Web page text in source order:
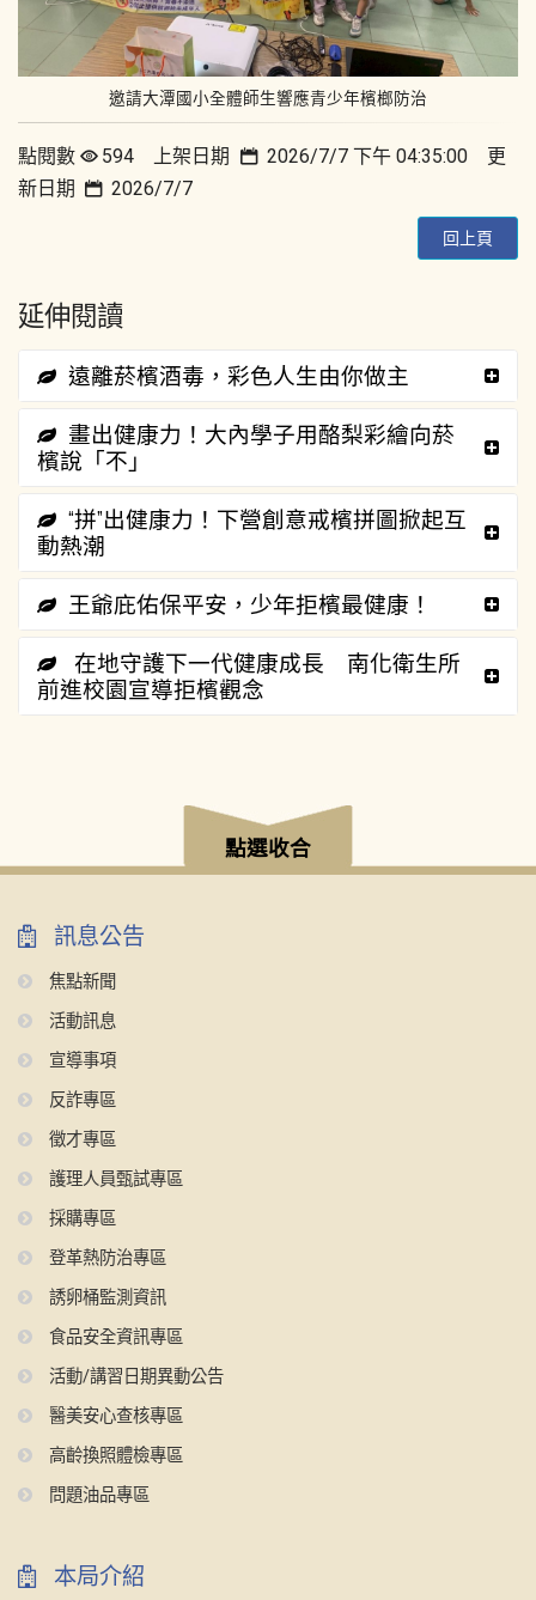
邀請大潭國小全體師生響應青少年檳榔防治
點閱數 594 上架日期
2026/7/7 下午 04:35:00 更
新日期
2026/7/7
回上頁
延伸閱讀
遠離菸檳酒毒，彩色人生由你做主
畫出健康力！大內學子用酪梨彩繪向菸
檳說「不」
“拼”出健康力！下營創意戒檳拼圖掀起互
動熱潮
王爺庇佑保平安，少年拒檳最健康！
在地守護下一代健康成長 南化衛生所
前進校園宣導拒檳觀念
點選收合
訊息公告
焦點新聞
活動訊息
宣導事項
反詐專區
徵才專區
護理人員甄試專區
採購專區
登革熱防治專區
誘卵桶監測資訊
食品安全資訊專區
活動/講習日期異動公告
醫美安心查核專區
高齡換照體檢專區
問題油品專區
本局介紹